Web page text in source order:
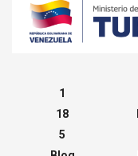
1
18
5